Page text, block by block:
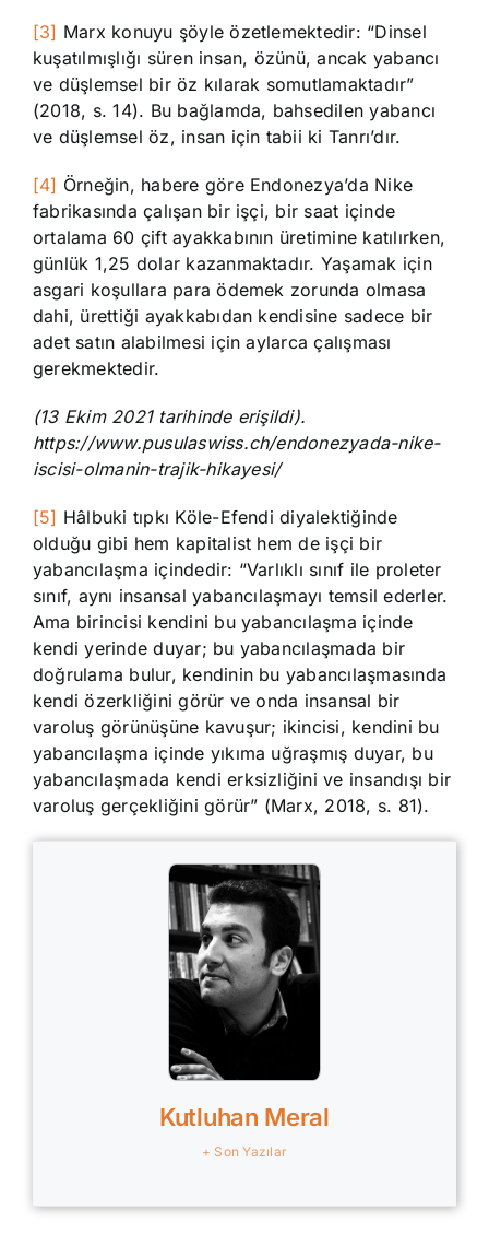
[3] Marx konuyu şöyle özetlemektedir: “Dinsel
kuşatılmışlığı süren insan, özünü, ancak yabancı
ve düşlemsel bir öz kılarak somutlamaktadır”
(2018, s. 14). Bu bağlamda, bahsedilen yabancı
ve düşlemsel öz, insan için tabii ki Tanrı’dır.
[4] Örneğin, habere göre Endonezya’da Nike
fabrikasında çalışan bir işçi, bir saat içinde
ortalama 60 çift ayakkabının üretimine katılırken,
günlük 1,25 dolar kazanmaktadır. Yaşamak için
asgari koşullara para ödemek zorunda olmasa
dahi, ürettiği ayakkabıdan kendisine sadece bir
adet satın alabilmesi için aylarca çalışması
gerekmektedir.
(13 Ekim 2021 tarihinde erişildi).
https://www.pusulaswiss.ch/endonezyada-nike-
iscisi-olmanin-trajik-hikayesi/
[5] Hâlbuki tıpkı Köle-Efendi diyalektiğinde
olduğu gibi hem kapitalist hem de işçi bir
yabancılaşma içindedir: “Varlıklı sınıf ile proleter
sınıf, aynı insansal yabancılaşmayı temsil ederler.
Ama birincisi kendini bu yabancılaşma içinde
kendi yerinde duyar; bu yabancılaşmada bir
doğrulama bulur, kendinin bu yabancılaşmasında
kendi özerkliğini görür ve onda insansal bir
varoluş görünüşüne kavuşur; ikincisi, kendini bu
yabancılaşma içinde yıkıma uğraşmış duyar, bu
yabancılaşmada kendi erksizliğini ve insandışı bir
varoluş gerçekliğini görür” (Marx, 2018, s. 81).
Kutluhan Meral
+ Son Yazılar